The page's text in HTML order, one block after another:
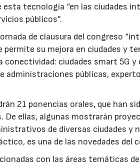
tecnología “en las ciudades
públicos”.
de clausura del congreso
permite su mejora en ciudades y
conectividad: ciudades smart 5G
administraciones públicas,
21 ponencias orales, que han
De ellas, algunas mostrarán
de diversas ciudades y
es una de las novedades del
con las áreas temáticas